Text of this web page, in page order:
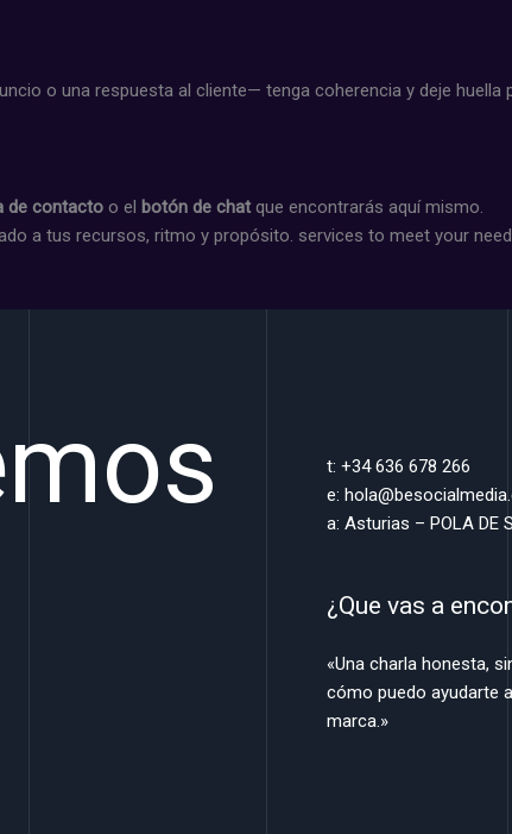
o una respuesta al cliente— tenga coherencia y deje huella
de contacto o el botón de chat que encontrarás aquí mismo.
a tus recursos, ritmo y propósito. services to meet your
t: +34 636 678 266
e:
a: Asturias – POLA DE
¿Que vas a
«Una charla honesta,
cómo puedo ayudarte
marca.»